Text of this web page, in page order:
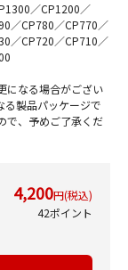
／CP1200／
／CP780／CP770／
／CP720／CP710／
になる場合がござい
る製品パッケージで
で、予めご了承くだ
4,200円(税込)
42ポイント